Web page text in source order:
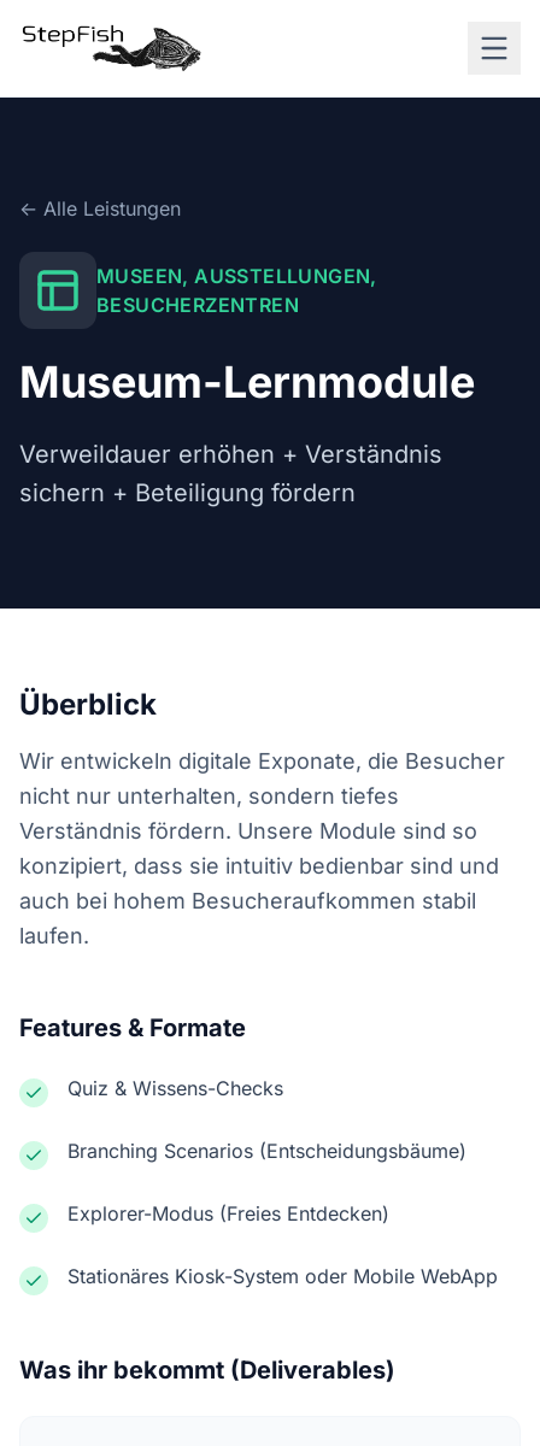
← Alle Leistungen
MUSEEN, AUSSTELLUNGEN,
BESUCHERZENTREN
Museum-Lernmodule
Verweildauer erhöhen + Verständnis
sichern + Beteiligung fördern
Überblick
Wir entwickeln digitale Exponate, die Besucher
nicht nur unterhalten, sondern tiefes
Verständnis fördern. Unsere Module sind so
konzipiert, dass sie intuitiv bedienbar sind und
auch bei hohem Besucheraufkommen stabil
laufen.
Features & Formate
Quiz & Wissens-Checks
Branching Scenarios (Entscheidungsbäume)
Explorer-Modus (Freies Entdecken)
Stationäres Kiosk-System oder Mobile WebApp
Was ihr bekommt (Deliverables)